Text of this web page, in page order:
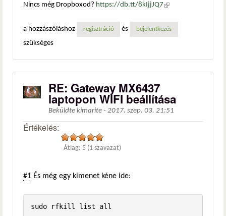
Nincs még Dropboxod? https://db.tt/8kIjjJQ7 (külső
a hozzászóláshoz
regisztráció és bejelentkezés
szükséges
RE: Gateway MX6437
laptopon WIFI beállítása
Beküldte kimarite - 2017. szep. 03. 21:51
Értékelés:
Átlag: 5 (1 szavazat)
#1 És még egy kimenet kéne ide: